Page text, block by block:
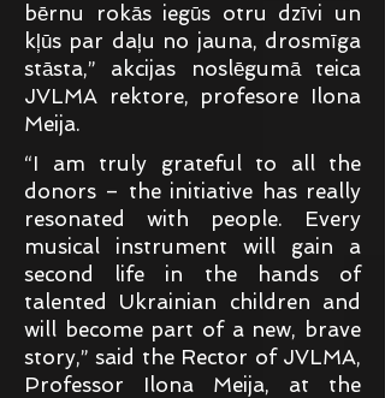
bērnu rokās iegūs otru dzīvi un
kļūs par daļu no jauna, drosmīga
stāsta,” akcijas noslēgumā teica
JVLMA rektore, profesore Ilona
Meija.
“I am truly grateful to all the
donors – the initiative has really
resonated with people. Every
musical instrument will gain a
second life in the hands of
talented Ukrainian children and
will become part of a new, brave
story,” said the Rector of JVLMA,
Professor Ilona Meija, at the